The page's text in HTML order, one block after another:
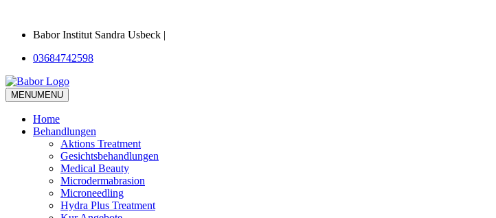
Babor Institut Sandra Usbeck |
03684742598
MENUMENU
Home
Behandlungen
Aktions Treatment
Gesichtsbehandlungen
Medical Beauty
Microdermabrasion
Microneedling
Hydra Plus Treatment